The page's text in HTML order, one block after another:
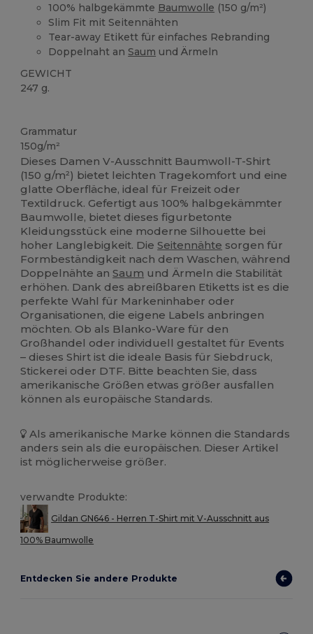
100% halbgekämmte Baumwolle (150 g/m²)
Slim Fit mit Seitennähten
Tear-away Etikett für einfaches Rebranding
Doppelnaht anSaum und Ärmeln
GEWICHT
247 g.
Grammatur
150g/m²
Dieses Damen V-Ausschnitt Baumwoll-T-Shirt
(150 g/m²) bietet leichten Tragekomfort und eine
glatte Oberfläche, ideal für Freizeit oder
Textildruck. Gefertigt aus 100% halbgekämmter
Baumwolle, bietet dieses figurbetonte
Kleidungsstück eine moderne Silhouette bei
hoher Langlebigkeit. DieSeitennähte sorgen für
Formbeständigkeit nach dem Waschen, während
Doppelnähte anSaum und Ärmeln die Stabilität
erhöhen. Dank des abreißbaren Etiketts ist es die
perfekte Wahl für Markeninhaber oder
Organisationen, die eigene Labels anbringen
möchten. Ob als Blanko-Ware für den
Großhandel oder individuell gestaltet für Events
– dieses Shirt ist die ideale Basis für Siebdruck,
Stickerei oder DTF. Bitte beachten Sie, dass
amerikanische Größen etwas größer ausfallen
können als europäische Standards.
Als amerikanische Marke können die Standards
anders sein als die europäischen. Dieser Artikel
ist möglicherweise größer.
verwandte Produkte:
Gildan GN646 - Herren T-Shirt mit V-Ausschnitt aus
100% Baumwolle
Entdecken Sie andere Produkte